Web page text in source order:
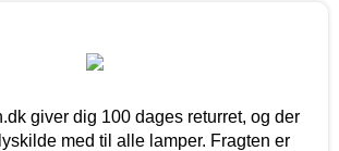
giver dig 100 dages returret, og der
med til alle lamper. Fragten er